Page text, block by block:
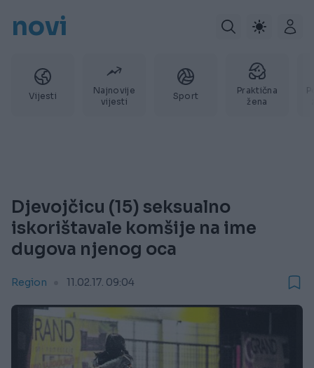
novi
Vijesti
Najnovije
vijesti
Sport
Praktična
žena
Djevojčicu (15) seksualno
iskorištavale komšije na ime
dugova njenog oca
Region 11.02.17. 09:04